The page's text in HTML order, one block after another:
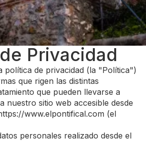
Privacidad
política de privacidad (la "Política")
que rigen las distintas
que pueden llevarse a
nuestro sitio web accesible desde
www.elpontifical.com (el
personales realizado desde el